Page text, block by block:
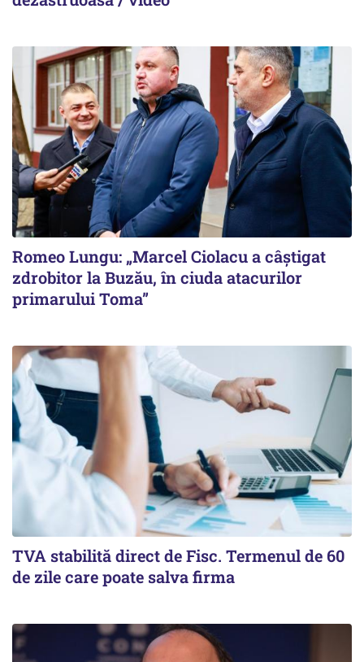
Romeo Lungu: „Marcel Ciolacu a câștigat
zdrobitor la Buzău, în ciuda atacurilor
primarului Toma”
TVA stabilită direct de Fisc. Termenul de 60
de zile care poate salva firma